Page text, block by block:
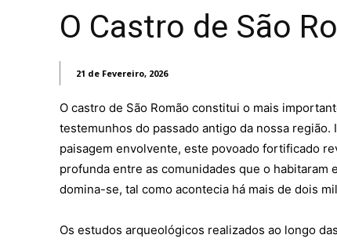
O Castro de São
21 de Fevereiro, 2026
O castro de São Romão constitui o mais
testemunhos do passado antigo da nossa
paisagem envolvente, este povoado fortificado
profunda entre as comunidades que o
domina-se, tal como acontecia há mais de dois
Os estudos arqueológicos realizados ao longo